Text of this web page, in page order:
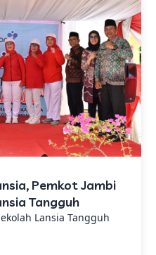
Pemkot Jambi
Tangguh
Lansia Tangguh